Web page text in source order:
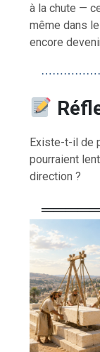
à la chute —
même dans
encore
Existe-t-il de
pourraient
direction ?